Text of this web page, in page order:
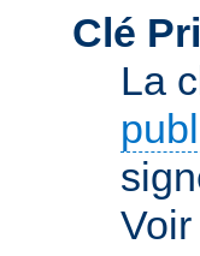
Clé
La
Voir